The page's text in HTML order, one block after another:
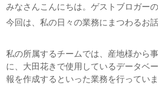
みなさんこんにちは。ゲストブロガー
今回は、私の日々の業務にまつわるお
私の所属するチームでは、産地様から
に、大田花きで使用しているデータベ
報を作成するといった業務を行っていま